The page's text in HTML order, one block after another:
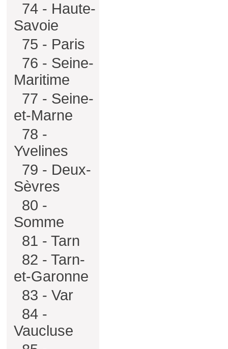
74 - Haute-
Savoie
75 - Paris
76 - Seine-
Maritime
77 - Seine-
et-Marne
78 -
Yvelines
79 - Deux-
Sèvres
80 -
Somme
81 - Tarn
82 - Tarn-
et-Garonne
83 - Var
84 -
Vaucluse